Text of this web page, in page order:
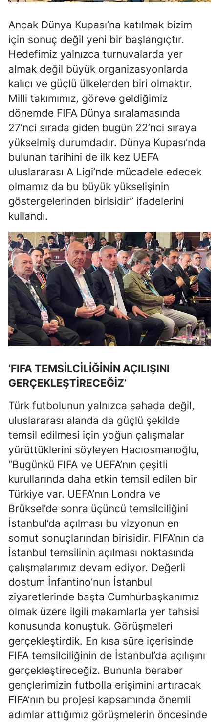
Yalova
Karabük
Kilis
Osmaniye
Düzce
Ancak Dünya Kupası’na katılmak bizim
için sonuç değil yeni bir başlangıçtır.
Hedefimiz yalnızca turnuvalarda yer
almak değil büyük organizasyonlarda
kalıcı ve güçlü ülkelerden biri olmaktır.
Milli takımımız, göreve geldiğimiz
dönemde FIFA Dünya sıralamasında
27’nci sırada giden bugün 22’nci sıraya
yükselmiş durumdadır. Dünya Kupası’nda
bulunan tarihini de ilk kez UEFA
uluslararası A Ligi’nde mücadele edecek
olmamız da bu büyük yükselişinin
göstergelerinden birisidir” ifadelerini
kullandı.
‘FIFA TEMSİLCİLİĞİNİN AÇILIŞINI
GERÇEKLEŞTİRECEĞİZ’
Türk futbolunun yalnızca sahada değil,
uluslararası alanda da güçlü şekilde
temsil edilmesi için yoğun çalışmalar
yürüttüklerini söyleyen Hacıosmanoğlu,
“Bugünkü FIFA ve UEFA’nın çeşitli
kurullarında daha etkin temsil edilen bir
Türkiye var. UEFA’nın Londra ve
Brüksel’de sonra üçüncü temsilciliğini
İstanbul’da açılması bu vizyonun en
somut sonuçlarından birisidir. FIFA’nın da
İstanbul temsilinin açılması noktasında
çalışmalarımız devam ediyor. Değerli
dostum İnfantino’nun İstanbul
ziyaretlerinde başta Cumhurbaşkanımız
olmak üzere ilgili makamlarla yer tahsisi
konusunda konuştuk. Görüşmeleri
gerçekleştirdik. En kısa süre içerisinde
FIFA temsilciliğinin de İstanbul’da açılışını
gerçekleştireceğiz. Bununla beraber
gençlerimizin futbolla erişimini artıracak
FIFA’nın bu projesi kapsamında önemli
adımlar attığımız görüşmelerin öncesinde